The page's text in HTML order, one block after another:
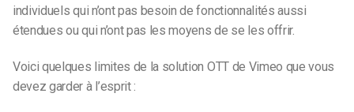
individuels qui n’ont pas besoin de fonctionnalités aussi
étendues ou qui n’ont pas les moyens de se les offrir.
Voici quelques limites de la solution OTT de Vimeo que vous
devez garder à l’esprit :